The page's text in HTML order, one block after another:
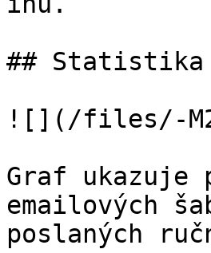
## Statistika
![](/files/-
Graf ukazuje
emailových